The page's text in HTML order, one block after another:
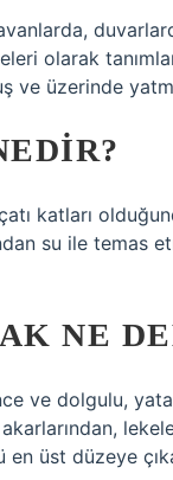
olarak
ve üzerinde
katları
su ile temas
NE
ve dolgulu,
üst düzeye